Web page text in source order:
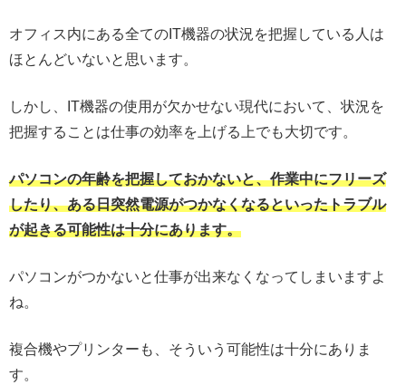
オフィス内にある全てのIT機器の状況を把握している人は
ほとんどいないと思います。
しかし、IT機器の使用が欠かせない現代において、状況を
把握することは仕事の効率を上げる上でも大切です。
パソコンの年齢を把握しておかないと、作業中にフリーズ
したり、ある日突然電源がつかなくなるといったトラブル
が起きる可能性は十分にあります。
パソコンがつかないと仕事が出来なくなってしまいますよ
ね。
複合機やプリンターも、そういう可能性は十分にありま
す。